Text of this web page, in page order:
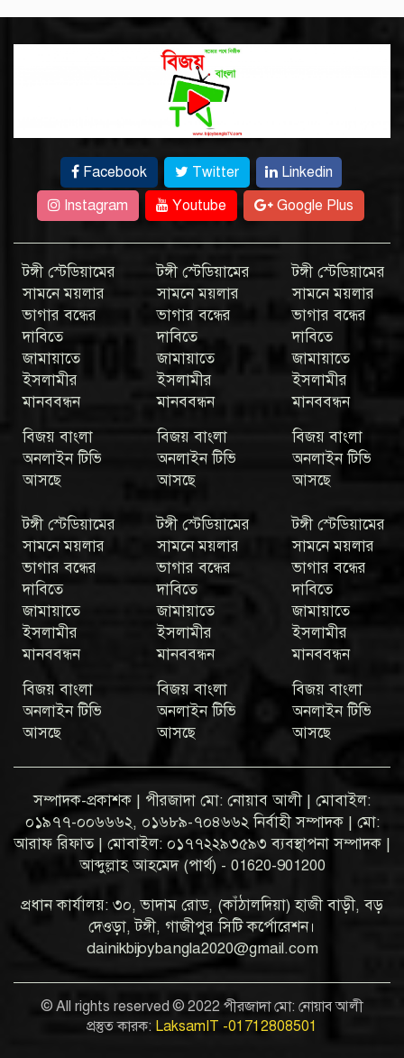
Facebook Twitter
Linkedin
Instagram
Youtube Google Plus
টঙ্গী স্টেডিয়ামের
সামনে ময়লার
ভাগার বন্ধের
দাবিতে
জামায়াতে
ইসলামীর
মানববন্ধন
বিজয় বাংলা
অনলাইন টিভি
আসছে
টঙ্গী স্টেডিয়ামের
সামনে ময়লার
ভাগার বন্ধের
দাবিতে
জামায়াতে
ইসলামীর
মানববন্ধন
বিজয় বাংলা
অনলাইন টিভি
আসছে
টঙ্গী স্টেডিয়ামের
সামনে ময়লার
ভাগার বন্ধের
দাবিতে
জামায়াতে
ইসলামীর
মানববন্ধন
বিজয় বাংলা
অনলাইন টিভি
আসছে
টঙ্গী স্টেডিয়ামের
সামনে ময়লার
ভাগার বন্ধের
দাবিতে
জামায়াতে
ইসলামীর
মানববন্ধন
বিজয় বাংলা
অনলাইন টিভি
আসছে
টঙ্গী স্টেডিয়ামের
সামনে ময়লার
ভাগার বন্ধের
দাবিতে
জামায়াতে
ইসলামীর
মানববন্ধন
বিজয় বাংলা
অনলাইন টিভি
আসছে
টঙ্গী স্টেডিয়ামের
সামনে ময়লার
ভাগার বন্ধের
দাবিতে
জামায়াতে
ইসলামীর
মানববন্ধন
বিজয় বাংলা
অনলাইন টিভি
আসছে
সম্পাদক-প্রকাশক | পীরজাদা মো: নোয়াব আলী | মোবাইল:
০১৯৭৭-০০৬৬৬২, ০১৬৮৯-৭০৪৬৬২ নির্বাহী সম্পাদক | মো:
আরাফ রিফাত | মোবাইল: ০১৭৭২২৯৩৫৯৩ ব্যবস্থাপনা সম্পাদক |
আব্দুল্লাহ আহমেদ (পার্থ) - 01620-901200
প্রধান কার্যালয়: ৩০, ভাদাম রোড, (কাঁঠালদিয়া) হাজী বাড়ী, বড়
দেওড়া, টঙ্গী, গাজীপুর সিটি কর্পোরেশন।
dainikbijoybangla2020@gmail.com
© All rights reserved © 2022 পীরজাদা মো: নোয়াব আলী
প্রস্তুত কারক: LaksamIT -01712808501